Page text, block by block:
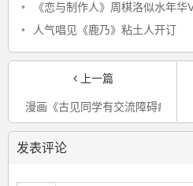
•
《恋与制作人》周棋洛似水年华
•
人气唱见《鹿乃》粘土人开订
上一篇
漫画《古见同学有交流障碍症》
发表评论